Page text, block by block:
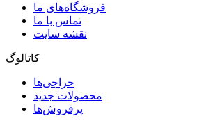
فروشگاه‌های ما
تماس با ما
نقشه سایت
کاتالوگ
حراجی‌ها
محصولات جدید
پرفروش‌ها